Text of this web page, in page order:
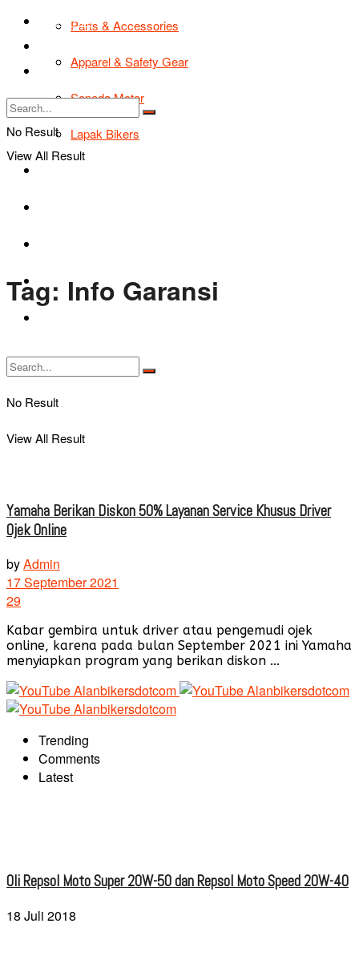
Parts & Accessories
Apparel & Safety Gear
Sepeda Motor
Lapak Bikers
Bikers Cars
No Result
View All Result
TIPS & TRIK
Tentang Kami
No Result
View All Result
Tag: Info Garansi
Yamaha Berikan Diskon 50% Layanan Service Khusus Driver
Ojek Online
byAdmin
17 September 2021
29
Kabar gembira untuk driver atau pengemudi ojek
online, karena pada bulan September 2021 ini Yamaha
menyiapkan program yang berikan diskon ...
Trending
Comments
Latest
Oli Repsol Moto Super 20W-50 dan Repsol Moto Speed 20W-40
18 Juli 2018